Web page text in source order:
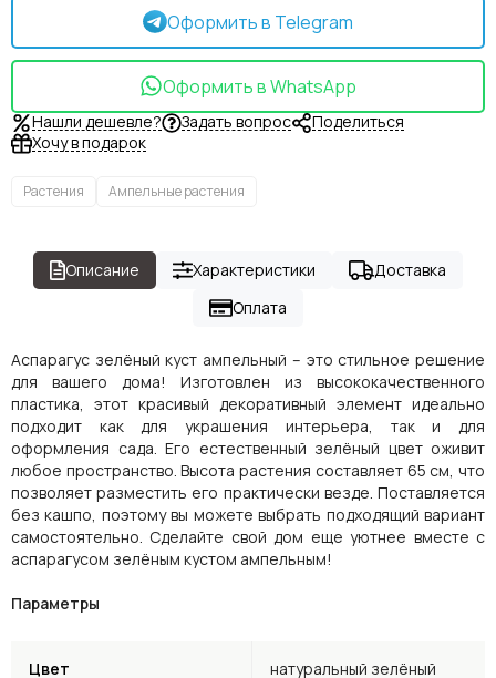
Оформить в Telegram
Оформить в WhatsApp
Нашли дешевле? Задать вопрос
Поделиться
Хочу в подарок
Растения Ампельные растения
Описание Характеристики
Доставка
Оплата
Аспарагус зелёный куст ампельный – это стильное решение
для вашего дома! Изготовлен из высококачественного
пластика, этот красивый декоративный элемент идеально
подходит как для украшения интерьера, так и для
оформления сада. Его естественный зелёный цвет оживит
любое пространство. Высота растения составляет 65 см, что
позволяет разместить его практически везде. Поставляется
без кашпо, поэтому вы можете выбрать подходящий вариант
самостоятельно. Сделайте свой дом еще уютнее вместе с
аспарагусом зелёным кустом ампельным!
Параметры
Цвет натуральный зелёный